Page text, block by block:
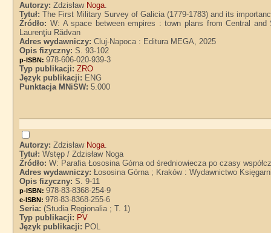
Autorzy:Zdzisław Noga.
Tytuł:The First Military Survey of Galicia (1779-1783) and its
Źródło: W: A space between empires : town plans from Central
Laurenţiu Rădvan
Adres wydawniczy:Cluj-Napoca : Editura MEGA, 2025
Opis fizyczny:S. 93-102
p-ISBN:978-606-020-939-3
Typ publikacji:ZRO
Język publikacji: ENG
Punktacja MNiSW:5.000
Autorzy:Zdzisław Noga.
Tytuł:Wstęp / Zdzisław Noga
Źródło:W: Parafia Łososina Górna od średniowiecza po czasy
Adres wydawniczy:Łososina Górna ; Kraków : Wydawnictwo
Opis fizyczny:S. 9-11
p-ISBN:978-83-8368-254-9
e-ISBN:978-83-8368-255-6
Seria:(Studia Regionalia ; T. 1)
Typ publikacji: PV
Język publikacji: POL